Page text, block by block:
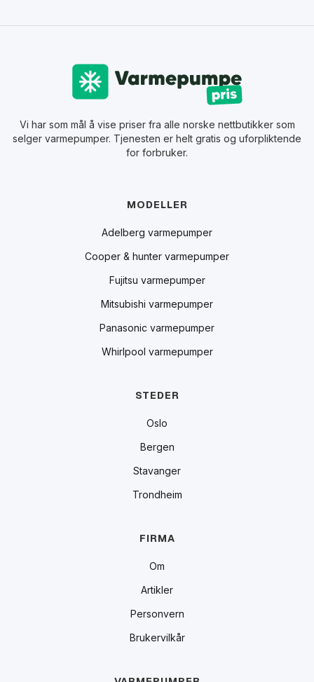
Vi har som mål å vise priser fra alle norske nettbutikker som
selger varmepumper. Tjenesten er helt gratis og uforpliktende
for forbruker.
MODELLER
Adelberg varmepumper
Cooper & hunter varmepumper
Fujitsu varmepumper
Mitsubishi varmepumper
Panasonic varmepumper
Whirlpool varmepumper
STEDER
Oslo
Bergen
Stavanger
Trondheim
FIRMA
Om
Artikler
Personvern
Brukervilkår